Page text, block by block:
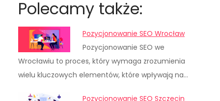
Polecamy także:
Pozycjonowanie SEO Wrocław
Pozycjonowanie SEO we
Wrocławiu to proces, który wymaga zrozumienia
wielu kluczowych elementów, które wpływają na…
Pozycjonowanie SEO Szczecin